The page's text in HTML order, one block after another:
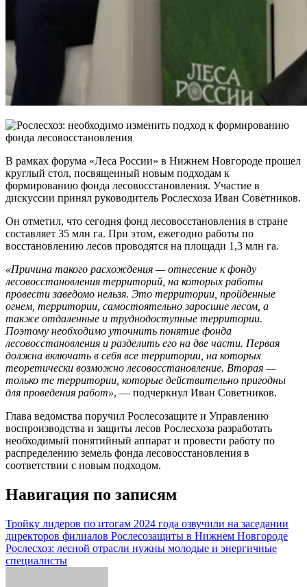
В рамках форума «Леса России» в Нижнем Новгороде прошел
круглый стол, посвященный новым подходам к
формированию фонда лесовосстановления. Участие в
дискуссии принял руководитель Рослесхоза Иван Советников.
Он отметил, что сегодня фонд лесовосстановления в стране
составляет 35 млн га. При этом, ежегодно работы по
восстановлению лесов проводятся на площади 1,3 млн га.
«Причина такого расхождения — отнесение к фонду
лесовосстановления территорий, на которых работы
провести заведомо нельзя. Это территории, пройденные
огнем, территории, самостоятельно заросшие лесом, а
также отдаленные и труднодоступные территории.
Поэтому необходимо уточнить понятие фонда
лесовосстановления и разделить его на две части. Первая
должна включать в себя все территории, на которых
теоретически возможно лесовосстановление. Вторая —
только те территории, которые действительно пригодны
для проведения работ», — подчеркнул Иван Советников.
Глава ведомства поручил Рослесозащите и Управлению
воспроизводства и защиты лесов Рослесхоза разработать
необходимый понятийный аппарат и провести работу по
распределению земель фонда лесовосстановления в
соответствии с новым подходом.
Навигация по записям
Тройку лидеров по итогам 2024 года озвучили на заседании
директоров филиалов Рослесозащиты в Нижнем Новгороде
Рослесхоз: лесной отрасли нужны молодые и энергичные
специалисты